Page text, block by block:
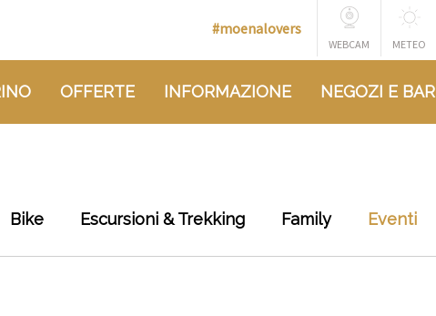
WEBCAM METEO
#moenalovers
OFFERTE INFORMAZIONE NEGOZI E BAR
Bike Escursioni & Trekking Family Eventi